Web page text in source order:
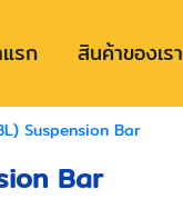
รก สินค้าของเรา
Suspension Bar
Bar